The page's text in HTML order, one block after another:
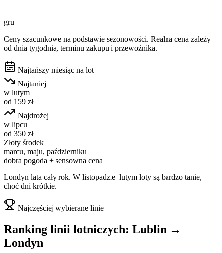
gru
Ceny szacunkowe na podstawie sezonowości. Realna cena zależy
od dnia tygodnia, terminu zakupu i przewoźnika.
Najtańszy miesiąc na lot
Najtaniej
w lutym
od 159 zł
Najdrożej
w lipcu
od 350 zł
Złoty środek
marcu, maju, październiku
dobra pogoda + sensowna cena
Londyn lata cały rok. W listopadzie–lutym loty są bardzo tanie,
choć dni krótkie.
Najczęściej wybierane linie
Ranking linii lotniczych: Lublin →
Londyn